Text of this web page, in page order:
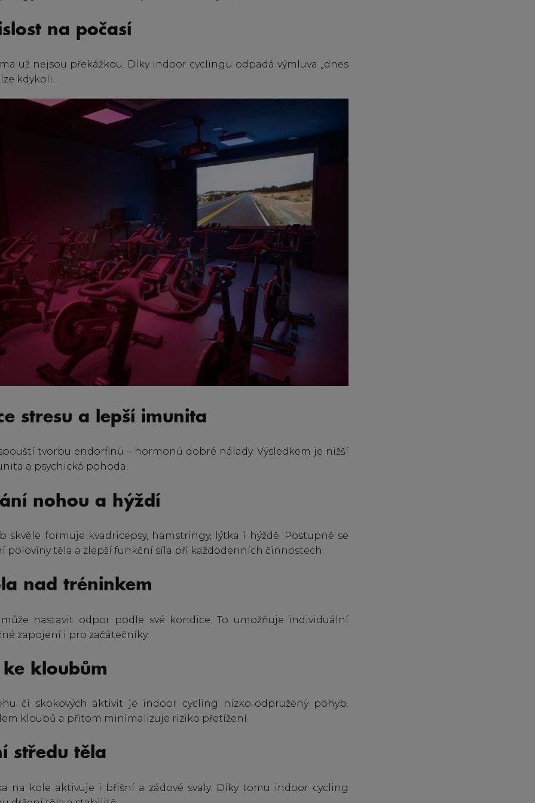
na počasí
už nejsou překážkou. Díky indoor cyclingu odpadá výmluva „dnes
kdykoli.
stresu a lepší imunita
tvorbu endorfinů – hormonů dobré nálady. Výsledkem je nižší
a psychická pohoda.
nohou a hýždí
skvěle formuje kvadricepsy, hamstringy, lýtka i hýždě. Postupně se
poloviny těla a zlepší funkční síla při každodenních činnostech.
nad tréninkem
může nastavit odpor podle své kondice. To umožňuje individuální
zapojení i pro začátečníky.
kloubům
či skokových aktivit je indoor cycling nízko-odpružený pohyb.
kloubů a přitom minimalizuje riziko přetížení.
středu těla
na kole aktivuje i břišní a zádové svaly. Díky tomu indoor cycling